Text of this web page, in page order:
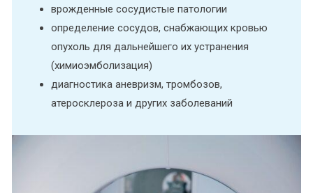
врожденные сосудистые патологии
определение сосудов, снабжающих кровью
опухоль для дальнейшего их устранения
(химиоэмболизация)
диагностика аневризм, тромбозов,
атеросклероза и других заболеваний